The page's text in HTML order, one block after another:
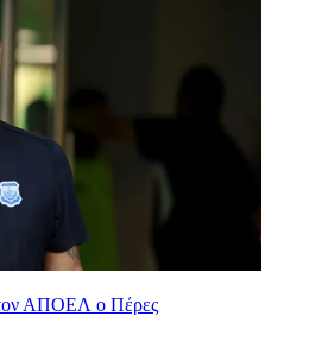
ΑΠΟΕΛ ο Πέρες